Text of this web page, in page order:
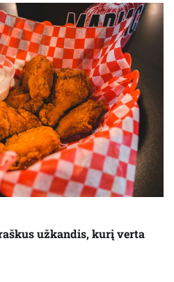
užkandis, kurį verta